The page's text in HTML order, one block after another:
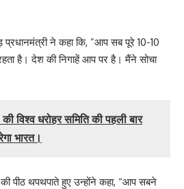
प्रधानमंत्री ने कहा कि, ”आप सब पूरे 10-10
है। देश की निगाहें आप पर है। मैंने सोचा
विश्व धरोहर समिति की पहली बार
भारत।
पीठ थपथपाते हुए उन्होंने कहा, “आप सबने